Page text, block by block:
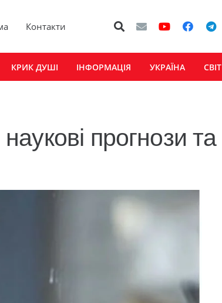
Контакти
КРИК ДУШІ ІНФОРМАЦІЯ УКРАЇНА СВІТ
прогнози та